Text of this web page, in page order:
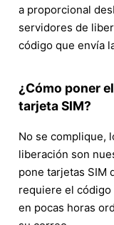
a proporcional
servidores de
código que envía
¿Cómo poner
tarjeta SIM?
No se complique,
liberación son
pone tarjetas SIM
requiere el
en pocas horas